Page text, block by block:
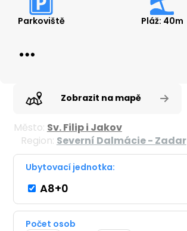
Parkoviště Pláž: 40m
Zobrazit na mapě
Město: Sv. Filip i Jakov
Region: Severní Dalmácie - Zadar
Ubytovací jednotka:
A8+0
Počet osob